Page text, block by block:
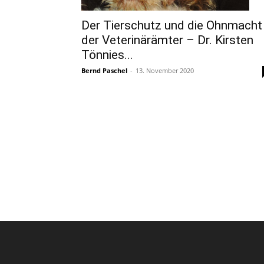
Der Tierschutz und die Ohnmacht
der Veterinärämter – Dr. Kirsten
Tönnies...
Bernd Paschel - 13. November 2020